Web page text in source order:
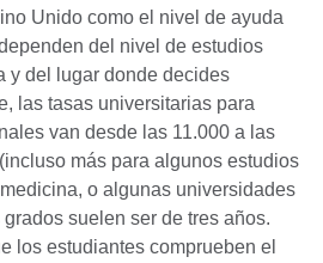
Unido como el nivel de ayuda
del nivel de estudios
y del lugar donde decides
las tasas universitarias para
van desde las 11.000 a las
más para algunos estudios
o algunas universidades
suelen ser de tres años.
los estudiantes comprueben el